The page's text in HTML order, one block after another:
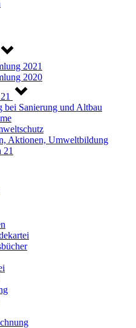
2021
2020
bei Sanierung und Altbau
Aktionen, Umweltbildung
21